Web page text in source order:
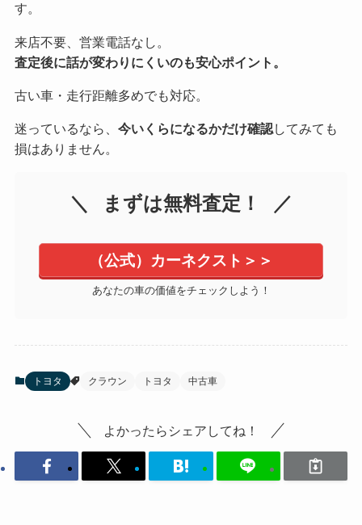
す。
来店不要、営業電話なし。
査定後に話が変わりにくいのも安心ポイント。
古い車・走行距離多めでも対応。
迷っているなら、 今いくらになるかだけ確認してみても
損はありません。
まずは無料査定！
（公式）カーネクスト＞＞
あなたの車の価値をチェックしよう！
トヨタ クラウン トヨタ 中古車
よかったらシェアしてね！